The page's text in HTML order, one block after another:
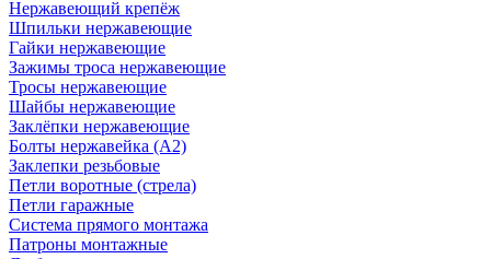
Нержавеющий крепёж
Шпильки нержавеющие
Гайки нержавеющие
Зажимы троса нержавеющие
Тросы нержавеющие
Шайбы нержавеющие
Заклёпки нержавеющие
Болты нержавейка (А2)
Заклепки резьбовые
Петли воротные (стрела)
Петли гаражные
Система прямого монтажа
Патроны монтажные